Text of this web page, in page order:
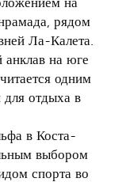
рядом
Ла-Калета.
на юге
одним
отдыха в
в Коста-
выбором
спорта во